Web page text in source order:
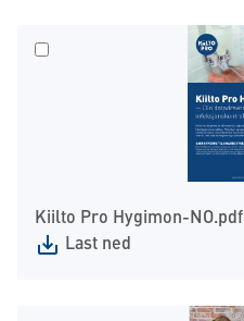
Kiilto Pro Hygimon-NO.pdf
Last ned